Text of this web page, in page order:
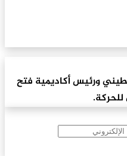
ورئيس أكاديمية فتح